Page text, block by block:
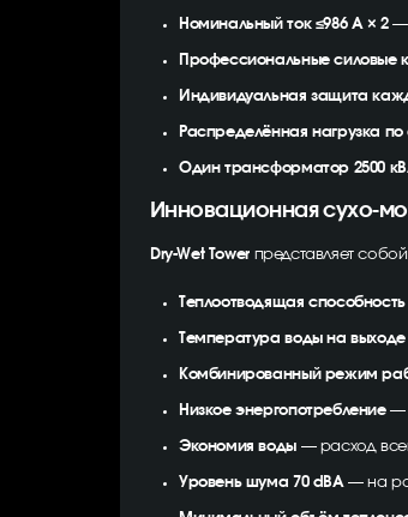
Номинальный ток ≤986 А × 2—
Профессиональные силовые
Индивидуальная защита
Распределённая нагрузка
Один трансформатор 2500
Инновационная сухо-
Dry-Wet Towerпредставляет
Теплоотводящая способность
Температура воды на выходе
Комбинированный режим
Низкое энергопотребление—
Экономия воды— расход
Уровень шума 70 dBA— на